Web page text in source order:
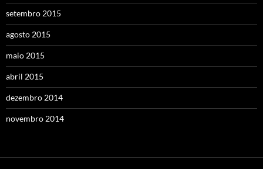
setembro 2015
agosto 2015
maio 2015
abril 2015
dezembro 2014
novembro 2014